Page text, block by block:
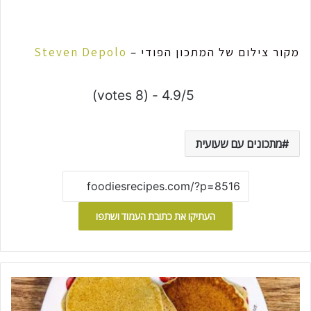
מקור צילום של המתכון הפודי – Steven Depolo
4.9/5 - (8 votes)
מתכונים עם שעועית
העתיקו את כתובת העמוד ושתפו
פ
נ